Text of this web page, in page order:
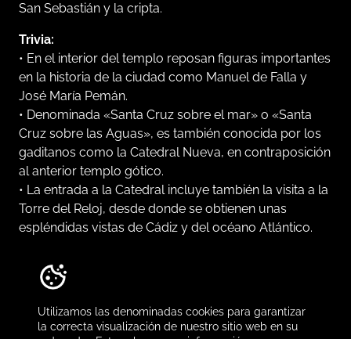
San Sebastián y la cripta.
Trivia:
• En el interior del templo reposan figuras importantes
en la historia de la ciudad como Manuel de Falla y
José María Pemán.
• Denominada «Santa Cruz sobre el mar» o «Santa
Cruz sobre las Aguas», es también conocida por los
gaditanos como la Catedral Nueva, en contraposición
al anterior templo gótico.
• La entrada a la Catedral incluye también la visita a la
Torre del Reloj, desde donde se obtienen unas
espléndidas vistas de Cádiz y del océano Atlántico.
Domingo, de 13.30 a 20.30 horas.
Web: www.catedraldecadiz.com
Utilizamos las denominadas cookies para garantizar
la correcta visualización de nuestro sitio web en su